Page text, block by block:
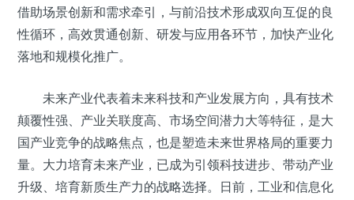
借助场景创新和需求牵引，与前沿技术形成双向互促的良
性循环，高效贯通创新、研发与应用各环节，加快产业化
落地和规模化推广。
未来产业代表着未来科技和产业发展方向，具有技术
颠覆性强、产业关联度高、市场空间潜力大等特征，是大
国产业竞争的战略焦点，也是塑造未来世界格局的重要力
量。大力培育未来产业，已成为引领科技进步、带动产业
升级、培育新质生产力的战略选择。日前，工业和信息化